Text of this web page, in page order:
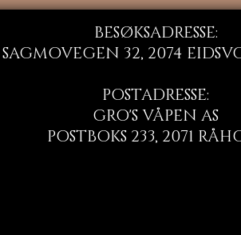
BESØKSADRESSE:
SAGMOVEGEN 32, 2074
POSTADRESSE:
GRO'S VÅPEN AS
POSTBOKS 233, 2071